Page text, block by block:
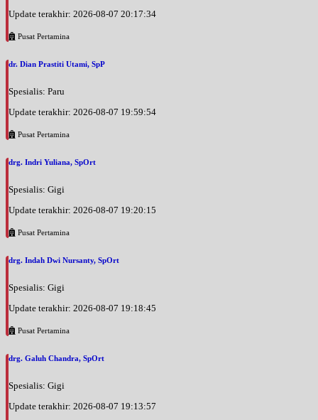
Update terakhir: 2026-08-07 20:17:34
Pusat Pertamina
dr. Dian Prastiti Utami, SpP
Spesialis: Paru
Update terakhir: 2026-08-07 19:59:54
Pusat Pertamina
drg. Indri Yuliana, SpOrt
Spesialis: Gigi
Update terakhir: 2026-08-07 19:20:15
Pusat Pertamina
drg. Indah Dwi Nursanty, SpOrt
Spesialis: Gigi
Update terakhir: 2026-08-07 19:18:45
Pusat Pertamina
drg. Galuh Chandra, SpOrt
Spesialis: Gigi
Update terakhir: 2026-08-07 19:13:57